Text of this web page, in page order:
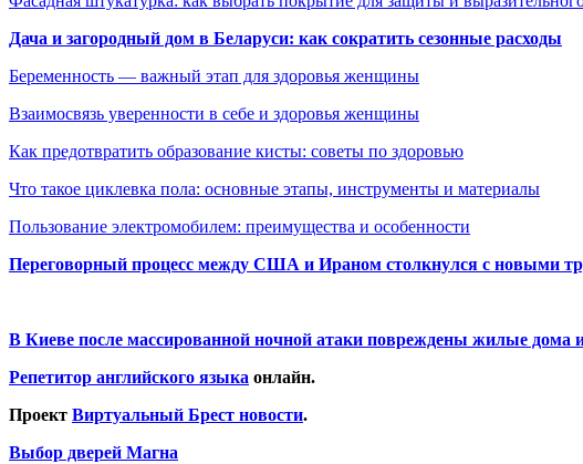
Дача и загородный дом в Беларуси: как сократить сезонные расходы
Беременность — важный этап для здоровья женщины
Взаимосвязь уверенности в себе и здоровья женщины
Как предотвратить образование кисты: советы по здоровью
Что такое циклевка пола: основные этапы, инструменты и материалы
Пользование электромобилем: преимущества и особенности
Переговорный процесс между США и Ираном столкнулся с новыми
В Киеве после массированной ночной атаки повреждены жилые дома
Репетитор английского языка онлайн.
Проект Виртуальный Брест новости.
Выбор дверей Магна